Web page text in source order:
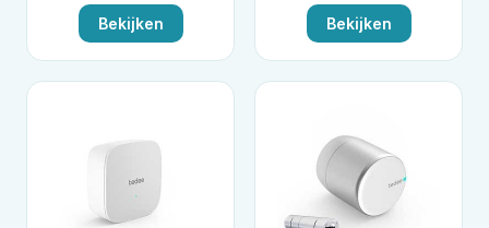
Bekijken Bekijken